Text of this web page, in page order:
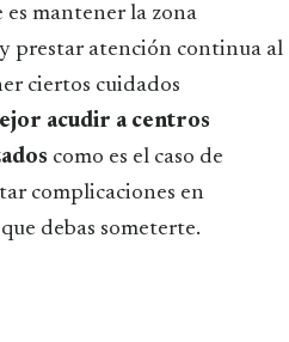
es mantener la zona
prestar atención continua al
ciertos cuidados
acudir a centros
como es el caso de
complicaciones en
debas someterte.